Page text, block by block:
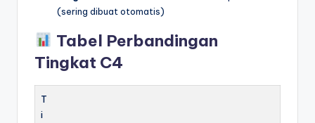
(sering dibuat otomatis)
Tabel Perbandingan
Tingkat C4
T
i